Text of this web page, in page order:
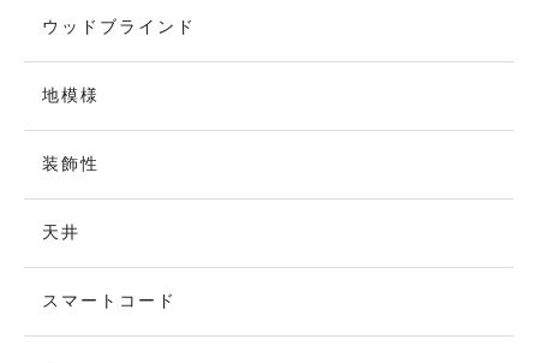
ウッドブラインド
地模様
装飾性
天井
スマートコード